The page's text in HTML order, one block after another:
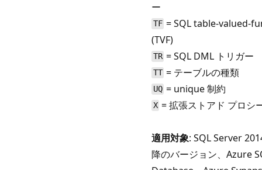
ー
TF = SQL table-valued-
(TVF)
TR = SQL DML トリガー
TT = テーブルの種類
UQ = unique 制約
X = 拡張ストアド プロシ
適用対象: SQL Server
降のバージョン、Azure